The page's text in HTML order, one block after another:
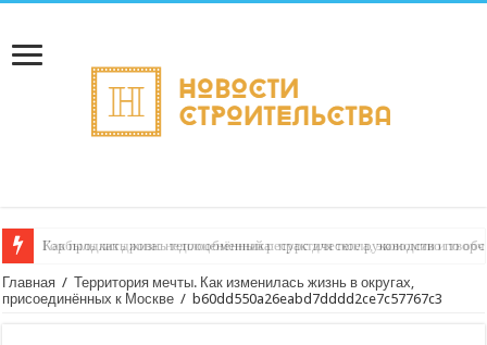
Горбыль как дрова: недооценённый ресурс для тепла, экономии и
Главная / Территория мечты. Как изменилась жизнь в округах,
присоединённых к Москве / b60dd550a26eabd7dddd2ce7c57767c3